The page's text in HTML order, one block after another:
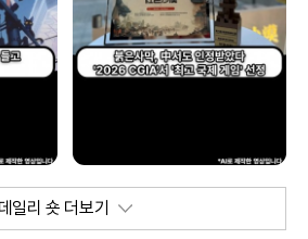
데일리 숏 더보기